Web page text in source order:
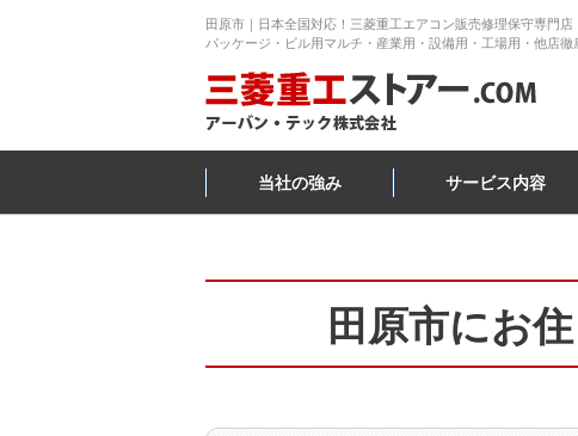
田原市｜日本全国対応！三菱重工エアコン販売修理保守専門店
パッケージ・ビル用マルチ・産業用・設備用・工場用・他店
当社の強み サービス内容
田原市にお